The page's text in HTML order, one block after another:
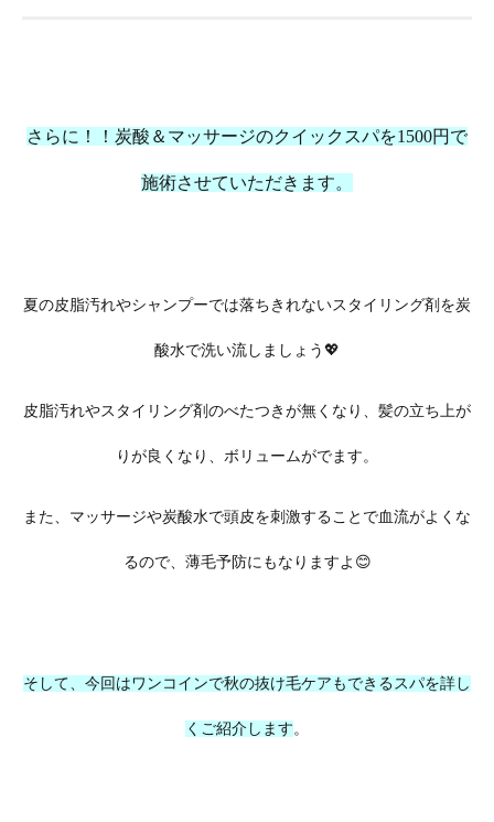
さらに！！炭酸＆マッサージのクイックスパを1500円で
施術させていただきます。
夏の皮脂汚れやシャンプーでは落ちきれないスタイリング剤を炭
酸水で洗い流しましょう💖
皮脂汚れやスタイリング剤のべたつきが無くなり、髪の立ち上が
りが良くなり、ボリュームがでます。
また、マッサージや炭酸水で頭皮を刺激することで血流がよくな
るので、薄毛予防にもなりますよ😊
そして、今回はワンコインで秋の抜け毛ケアもできるスパを詳し
くご紹介します 。